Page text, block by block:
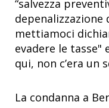
“salvezza
mettiamoci
evadere le tasse"
qui, non c’era un
La condanna a